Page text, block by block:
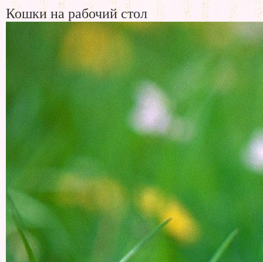
Кошки на рабочий стол